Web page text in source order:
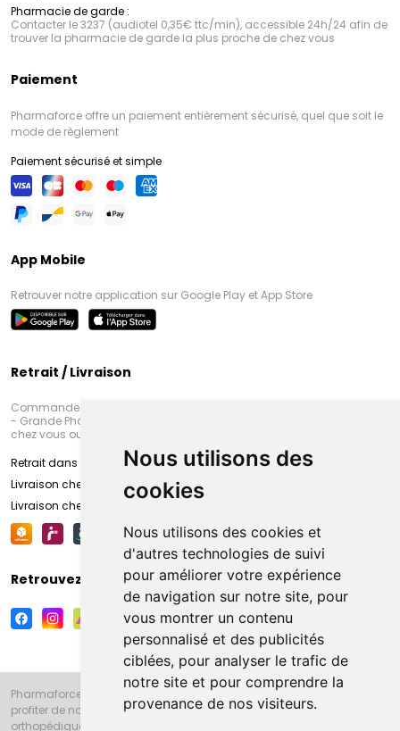
Nous utilisons des
cookies
Nous utilisons des cookies et
d'autres technologies de suivi
pour améliorer votre expérience
de navigation sur notre site, pour
vous montrer un contenu
personnalisé et des publicités
ciblées, pour analyser le trafic de
notre site et pour comprendre la
provenance de nos visiteurs.
Pharmacie de garde :
Contacter le 3237 (audiotel 0,35€ ttc/min), accessible 24h/24 afin de
trouver la pharmacie de garde la plus proche de chez vous
Paiement
Pharmaforce offre un paiement entièrement sécurisé, quel que soit le
mode de règlement
Paiement sécurisé et simple
App Mobile
Retrouver notre application sur Google Play et App Store
Retrait / Livraison
Commandez en ligne et venez chercher votre commande à Amiens
- Grande Pharmacie d’Amiens (Fachon) ou recevez-là rapidement
chez vous ou en point retrait
Retrait dans la pharmacie d’Amiens
Livraison chez vous
Livraison chez votre commerçant
Retrouvez-nous sur vos réseaux sociaux
Pharmaforce.fr et la Grande Pharmacie d’Amiens vous souhaitent de
profiter de notre accueil, de nos conseils pharmaceutiques,
orthopédiques, homéopathiques, parapharmaceutiques, beauté et